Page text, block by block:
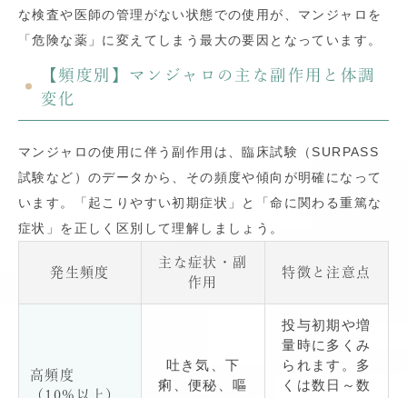
な検査や医師の管理がない状態での使用が、マンジャロを
「危険な薬」に変えてしまう最大の要因となっています。
【頻度別】マンジャロの主な副作用と体調
変化
マンジャロの使用に伴う副作用は、臨床試験（SURPASS
試験など）のデータから、その頻度や傾向が明確になって
います。「起こりやすい初期症状」と「命に関わる重篤な
症状」を正しく区別して理解しましょう。
発生頻度
主な症状・副
作用
特徴と注意点
高頻度
（10%以上）
吐き気、下
痢、便秘、嘔
投与初期や増
量時に多くみ
られます。多
くは数日～数